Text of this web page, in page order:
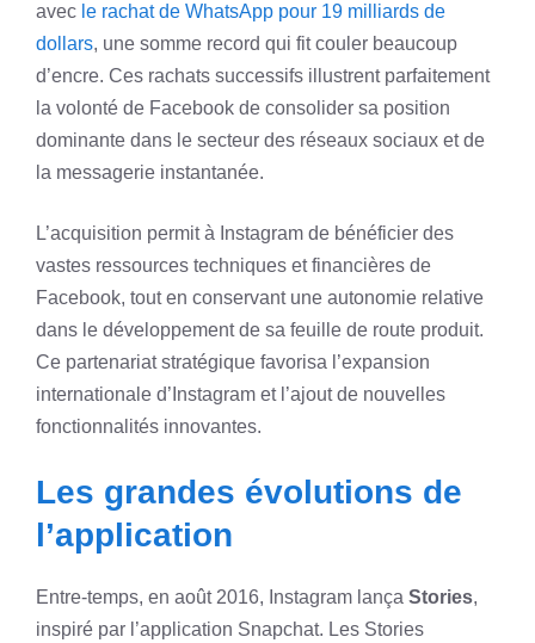
avec le rachat de WhatsApp pour 19 milliards de
dollars, une somme record qui fit couler beaucoup
d’encre. Ces rachats successifs illustrent parfaitement
la volonté de Facebook de consolider sa position
dominante dans le secteur des réseaux sociaux et de
la messagerie instantanée.
L’acquisition permit à Instagram de bénéficier des
vastes ressources techniques et financières de
Facebook, tout en conservant une autonomie relative
dans le développement de sa feuille de route produit.
Ce partenariat stratégique favorisa l’expansion
internationale d’Instagram et l’ajout de nouvelles
fonctionnalités innovantes.
Les grandes évolutions de
l’application
Entre-temps, en août 2016, Instagram lança Stories,
inspiré par l’application Snapchat. Les Stories